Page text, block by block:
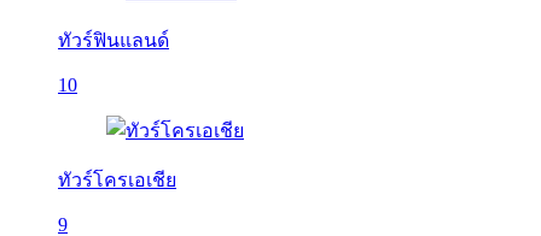
ทัวร์ฟินแลนด์
10
ทัวร์โครเอเชีย
9